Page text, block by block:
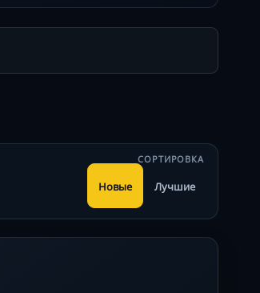
СОРТИРОВКА
Новые Лучшие